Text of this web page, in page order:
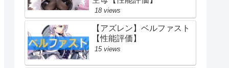
18 views
【アズレン】ベルファスト
【性能評価】
15 views